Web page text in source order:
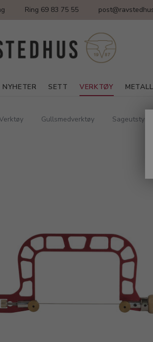
Ring 69 83 75 55
NYHETER SETT VERKTØY
Gullsmedverktøy Sageutstyr